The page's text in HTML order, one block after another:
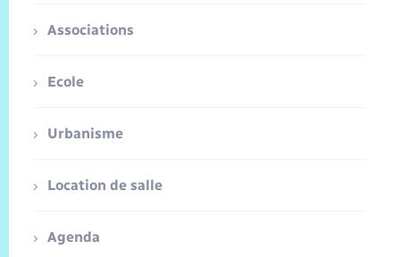
Associations
Ecole
Urbanisme
Location de salle
Agenda